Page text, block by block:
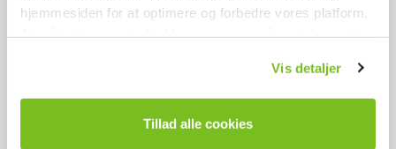
hjemmesiden for at optimere og forbedre vores platform.
hjemmeside. Vi kan også videregive oplysninger om din
brug af vores platform til vores samarbejdspartnere inden
for sociale medier, annoncering og analyse. Disse
Vis detaljer
Tillad alle cookies